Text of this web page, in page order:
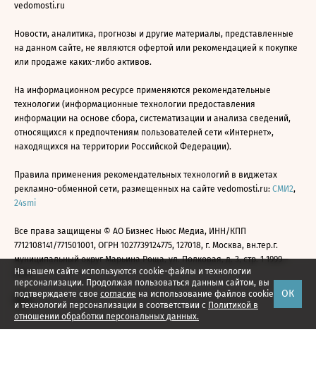
На нашем сайте используются cookie-файлы и технологии
персонализации. Продолжая пользоваться данным сайтом, вы
подтверждаете свое согласие на использование файлов cookie
и технологий персонализации в соответствии с Политикой в
отношении обработки персональных данных.
ОК
vedomosti.ru
Новости, аналитика, прогнозы и другие материалы, представленные
на данном сайте, не являются офертой или рекомендацией к покупке
или продаже каких-либо активов.
На информационном ресурсе применяются рекомендательные
технологии (информационные технологии предоставления
информации на основе сбора, систематизации и анализа сведений,
относящихся к предпочтениям пользователей сети «Интернет»,
находящихся на территории Российской Федерации).
Правила применения рекомендательных технологий в виджетах
рекламно-обменной сети, размещенных на сайте vedomosti.ru: СМИ2,
24smi
Все права защищены © АО Бизнес Ньюс Медиа, ИНН/КПП
7712108141/771501001, ОГРН 1027739124775, 127018, г. Москва, вн.тер.г.
муниципальный округ Марьина Роща, ул. Полковая, д. 3, стр. 1 1999—
2026